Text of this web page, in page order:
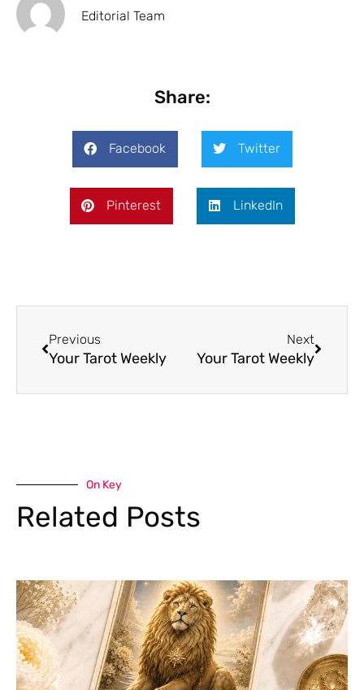
Editorial Team
Share:
Facebook Twitter
Pinterest LinkedIn
Previous
Your Tarot Weekly
Next
Your Tarot Weekly
On Key
Related Posts